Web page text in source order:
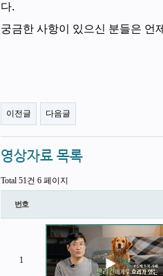
다.
궁금한 사항이 있으신 분들은 언
이전글 다음글
영상자료 목록
Total 51건 6 페이지
번호
1